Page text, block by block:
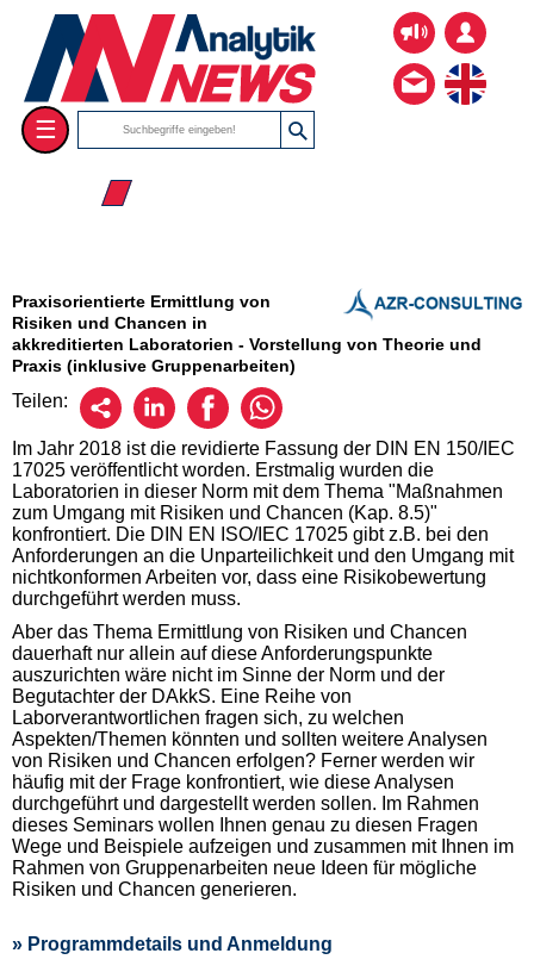
☰
☰ 2026
Praxisorientierte Ermittlung von
Risiken und Chancen in
akkreditierten Laboratorien - Vorstellung von Theorie und
Praxis (inklusive Gruppenarbeiten)
Teilen:
Im Jahr 2018 ist die revidierte Fassung der DIN EN 150/IEC
17025 veröffentlicht worden. Erstmalig wurden die
Laboratorien in dieser Norm mit dem Thema "Maßnahmen
zum Umgang mit Risiken und Chancen (Kap. 8.5)"
konfrontiert. Die DIN EN ISO/IEC 17025 gibt z.B. bei den
Anforderungen an die Unparteilichkeit und den Umgang mit
nichtkonformen Arbeiten vor, dass eine Risikobewertung
durchgeführt werden muss.
Aber das Thema Ermittlung von Risiken und Chancen
dauerhaft nur allein auf diese Anforderungspunkte
auszurichten wäre nicht im Sinne der Norm und der
Begutachter der DAkkS. Eine Reihe von
Laborverantwortlichen fragen sich, zu welchen
Aspekten/Themen könnten und sollten weitere Analysen
von Risiken und Chancen erfolgen? Ferner werden wir
häufig mit der Frage konfrontiert, wie diese Analysen
durchgeführt und dargestellt werden sollen. Im Rahmen
dieses Seminars wollen Ihnen genau zu diesen Fragen
Wege und Beispiele aufzeigen und zusammen mit Ihnen im
Rahmen von Gruppenarbeiten neue Ideen für mögliche
Risiken und Chancen generieren.
» Programmdetails und Anmeldung